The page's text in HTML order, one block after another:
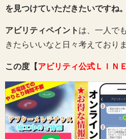
を見つけていただきたいですね。
アビリティペイント は、一人でも
きたらいいなと日々考えており
この度【アビリティ公式ＬＩＮＥ